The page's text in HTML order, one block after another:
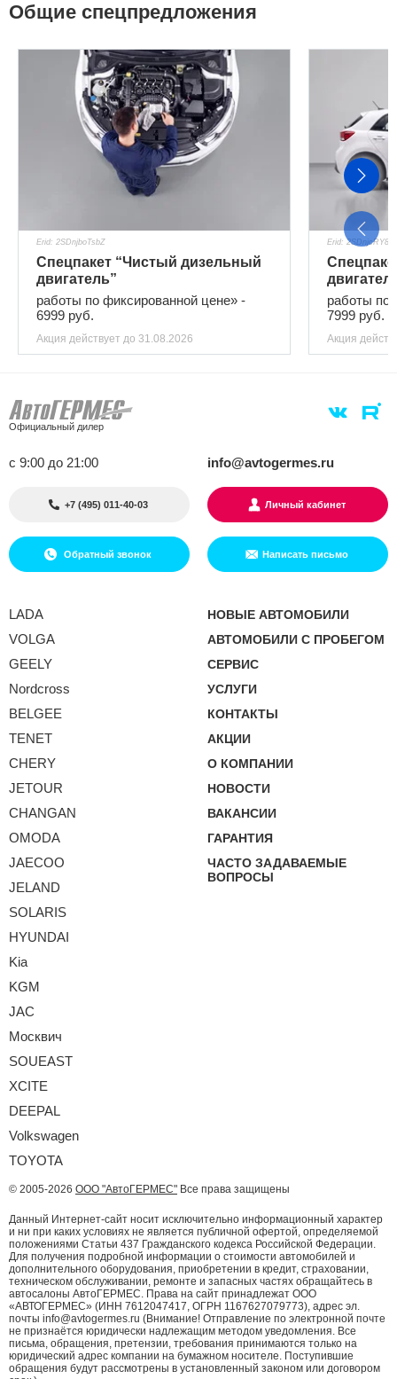
Общие спецпредложения
Erid: 2SDnjboTsbZ
Спецпакет “Чистый дизельный
двигатель”
работы по фиксированной цене» -
6999 руб.
Акция действует до 31.08.2026
Erid:
работы по
7999 руб.
Акция
Официальный дилер
с 9:00 до 21:00 info@avtogermes.ru
+7 (495) 011-40-03 Личный кабинет
Обратный звонок Написать письмо
LADA
VOLGA
GEELY
Nordcross
BELGEE
TENET
CHERY
JETOUR
CHANGAN
OMODA
JAECOO
JELAND
SOLARIS
HYUNDAI
Kia
KGM
JAC
Москвич
SOUEAST
XCITE
DEEPAL
Volkswagen
TOYOTA
НОВЫЕ АВТОМОБИЛИ
АВТОМОБИЛИ С ПРОБЕГОМ
СЕРВИС
УСЛУГИ
КОНТАКТЫ
АКЦИИ
О КОМПАНИИ
НОВОСТИ
ВАКАНСИИ
ГАРАНТИЯ
ЧАСТО ЗАДАВАЕМЫЕ
ВОПРОСЫ
© 2005-2026 ООО "АвтоГЕРМЕС" Все права защищены
Данный Интернет-сайт носит исключительно информационный характер
и ни при каких условиях не является публичной офертой, определяемой
положениями Статьи 437 Гражданского кодекса Российской Федерации.
Для получения подробной информации о стоимости автомобилей и
дополнительного оборудования, приобретении в кредит, страховании,
техническом обслуживании, ремонте и запасных частях обращайтесь в
автосалоны АвтоГЕРМЕС. Права на сайт принадлежат ООО
«АВТОГЕРМЕС» (ИНН 7612047417, ОГРН 1167627079773), адрес эл.
почты info@avtogermes.ru (Внимание! Отправление по электронной почте
не признаётся юридически надлежащим методом уведомления. Все
письма, обращения, претензии, требования принимаются только на
юридический адрес компании на бумажном носителе. Поступившие
обращения будут рассмотрены в установленный законом или договором